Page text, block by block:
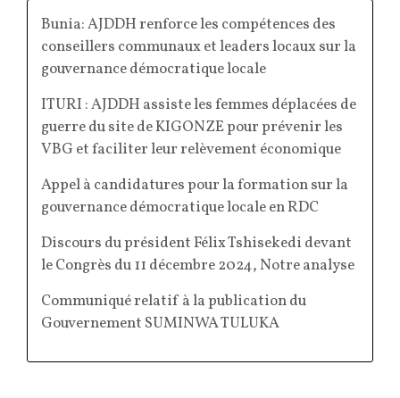
Bunia: AJDDH renforce les compétences des
conseillers communaux et leaders locaux sur la
gouvernance démocratique locale
ITURI : AJDDH assiste les femmes déplacées de
guerre du site de KIGONZE pour prévenir les
VBG et faciliter leur relèvement économique
Appel à candidatures pour la formation sur la
gouvernance démocratique locale en RDC
Discours du président Félix Tshisekedi devant
le Congrès du 11 décembre 2024, Notre analyse
Communiqué relatif à la publication du
Gouvernement SUMINWA TULUKA